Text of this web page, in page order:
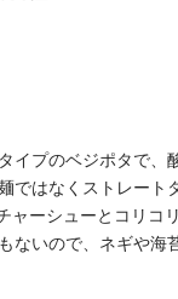
イプのベジポタで
はなくストレー
ーシューとコリコ
いので、ネギや